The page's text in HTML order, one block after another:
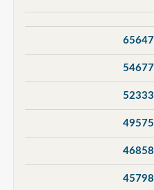
65647
54677
52333
49575
46858
45798